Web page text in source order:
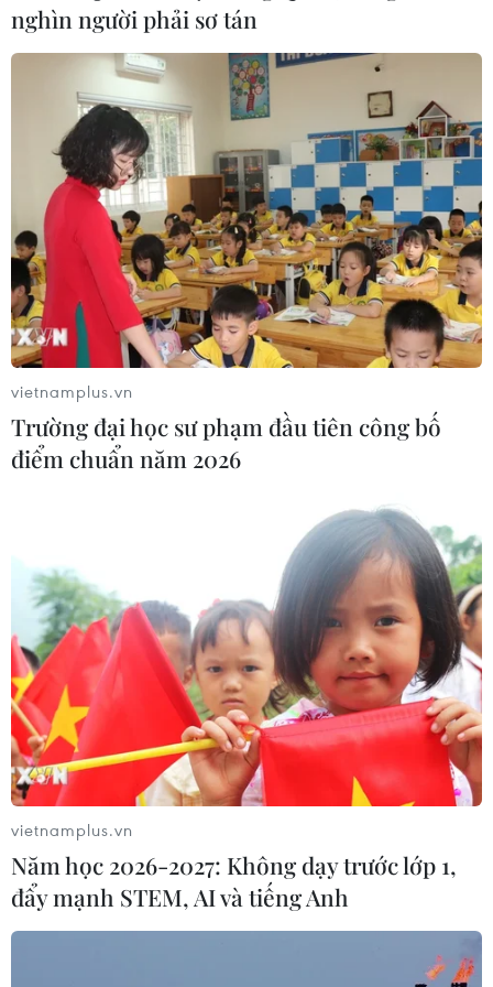
nghìn người phải sơ tán
vietnamplus.vn
Trường đại học sư phạm đầu tiên công bố
điểm chuẩn năm 2026
vietnamplus.vn
Năm học 2026-2027: Không dạy trước lớp 1,
đẩy mạnh STEM, AI và tiếng Anh